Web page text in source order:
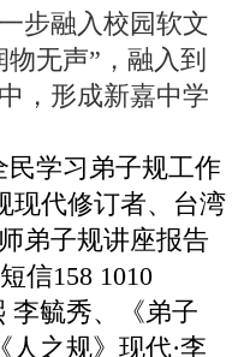
步融入校园软文
无声”，融入到
，形成新嘉中学
民学习弟子规工作
现代修订者、台湾
弟子规讲座报告
信158 1010
李毓秀、《弟子
人之规》现代·李